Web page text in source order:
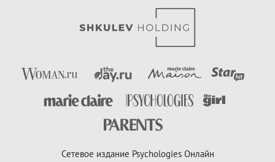
Сетевое издание Psychologies Онлайн